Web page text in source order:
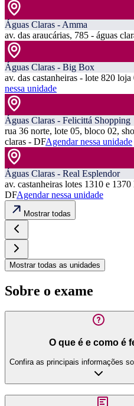
Águas Claras - Amma
av. das araucárias, 785 - águas
Águas Claras - Big Box
av. das castanheiras - lote 820
nessa unidade
Águas Claras - Felicittá Shopping
rua 36 norte, lote 05, bloco 02,
claras - DFAgendar nessa unidade
Águas Claras - Real Esplendor
av. castanheiras lotes 1310 e
DFAgendar nessa unidade
Mostrar todas
Mostrar todas as unidades
Sobre o exame
O que é e como é
Confira as principais informações